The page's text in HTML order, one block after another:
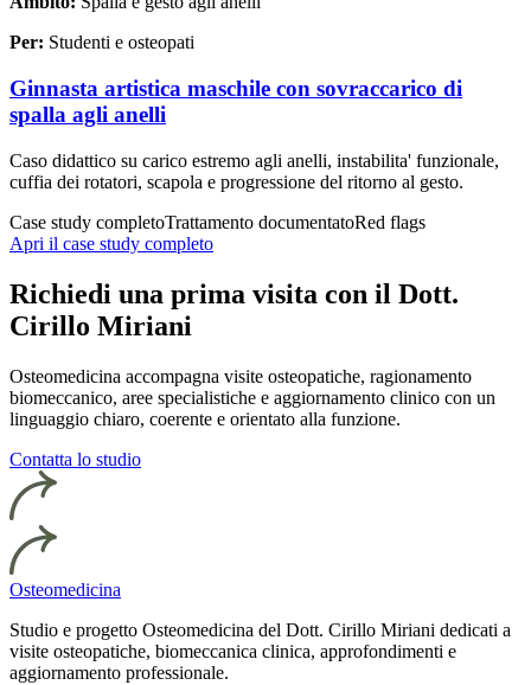
Per: Studenti e osteopati
Ginnasta artistica maschile con sovraccarico di
spalla agli anelli
Caso didattico su carico estremo agli anelli, instabilita' funzionale,
cuffia dei rotatori, scapola e progressione del ritorno al gesto.
Case study completoTrattamento documentatoRed flags
Apri il case study completo
Richiedi una prima visita con il Dott.
Cirillo Miriani
Osteomedicina accompagna visite osteopatiche, ragionamento
biomeccanico, aree specialistiche e aggiornamento clinico con un
linguaggio chiaro, coerente e orientato alla funzione.
Contatta lo studio
Osteomedicina
Studio e progetto Osteomedicina del Dott. Cirillo Miriani dedicati a
visite osteopatiche, biomeccanica clinica, approfondimenti e
aggiornamento professionale.